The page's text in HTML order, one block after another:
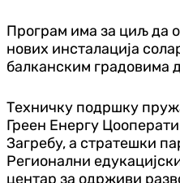
Програм има за циљ да
нових инсталација
балканским градовима
Техничку подршку
Греен Енергy
Загребу, а стратешки
Регионални
центар за одрживи